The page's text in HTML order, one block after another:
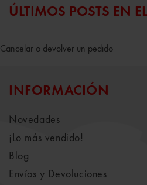
ÚLTIMOS POSTS EN
Cancelar o devolver un pedido
INFORMACIÓN
Novedades
¡Lo más vendido!
Blog
Envíos y Devoluciones